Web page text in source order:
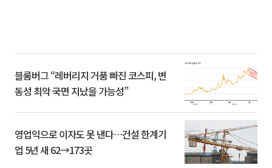
블룸버그 “레버리지 거품 빠진 코스피, 변
동성 최악 국면 지났을 가능성”
영업익으로 이자도 못 낸다…건설 한계기
업 5년 새 62→173곳